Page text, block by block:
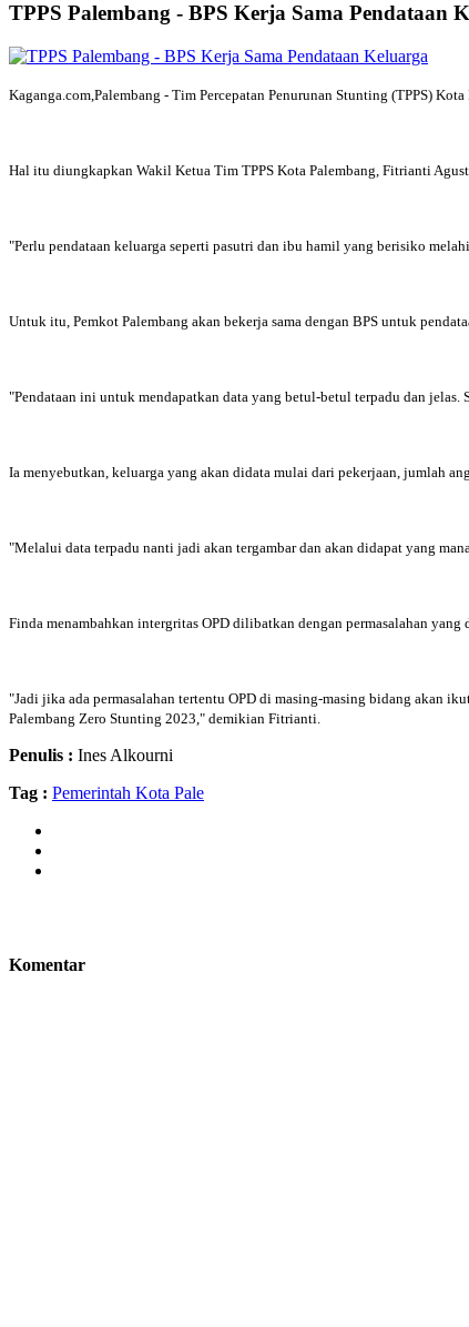
TPPS Palembang - BPS Kerja Sama Pendataan
Kaganga.com,Palembang - Tim Percepatan Penurunan Stunting (TPPS)
Hal itu diungkapkan Wakil Ketua Tim TPPS Kota Palembang, Fitrianti
"Perlu pendataan keluarga seperti pasutri dan ibu hamil yang berisiko
Untuk itu, Pemkot Palembang akan bekerja sama dengan BPS untuk
"Pendataan ini untuk mendapatkan data yang betul-betul terpadu dan
Ia menyebutkan, keluarga yang akan didata mulai dari pekerjaan, jumlah
"Melalui data terpadu nanti jadi akan tergambar dan akan didapat yang
Finda menambahkan intergritas OPD dilibatkan dengan permasalahan
"Jadi jika ada permasalahan tertentu OPD di masing-masing bidang akan
Palembang Zero Stunting 2023," demikian Fitrianti.
Penulis : Ines Alkourni
Tag : Pemerintah Kota Pale
Komentar